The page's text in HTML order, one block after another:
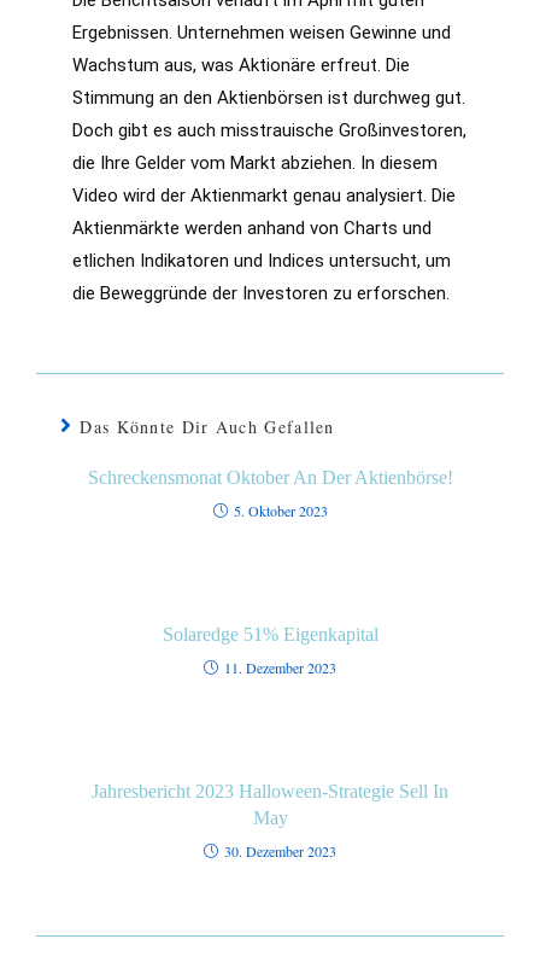
Ergebnissen. Unternehmen weisen Gewinne und
Wachstum aus, was Aktionäre erfreut. Die
Stimmung an den Aktienbörsen ist durchweg gut.
Doch gibt es auch misstrauische Großinvestoren,
die Ihre Gelder vom Markt abziehen. In diesem
Video wird der Aktienmarkt genau analysiert. Die
Aktienmärkte werden anhand von Charts und
etlichen Indikatoren und Indices untersucht, um
die Beweggründe der Investoren zu erforschen.
Das Könnte Dir Auch Gefallen
Schreckensmonat Oktober An Der Aktienbörse!
5. Oktober 2023
Solaredge 51% Eigenkapital
11. Dezember 2023
Jahresbericht 2023 Halloween-Strategie Sell In
May
30. Dezember 2023